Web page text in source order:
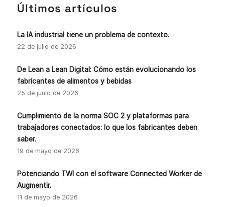
Últimos artículos
La IA industrial tiene un problema de contexto.
22 de julio de 2026
De Lean a Lean Digital: Cómo están evolucionando los
fabricantes de alimentos y bebidas
25 de junio de 2026
Cumplimiento de la norma SOC 2 y plataformas para
trabajadores conectados: lo que los fabricantes deben
saber.
19 de mayo de 2026
Potenciando TWI con el software Connected Worker de
Augmentir.
11 de mayo de 2026